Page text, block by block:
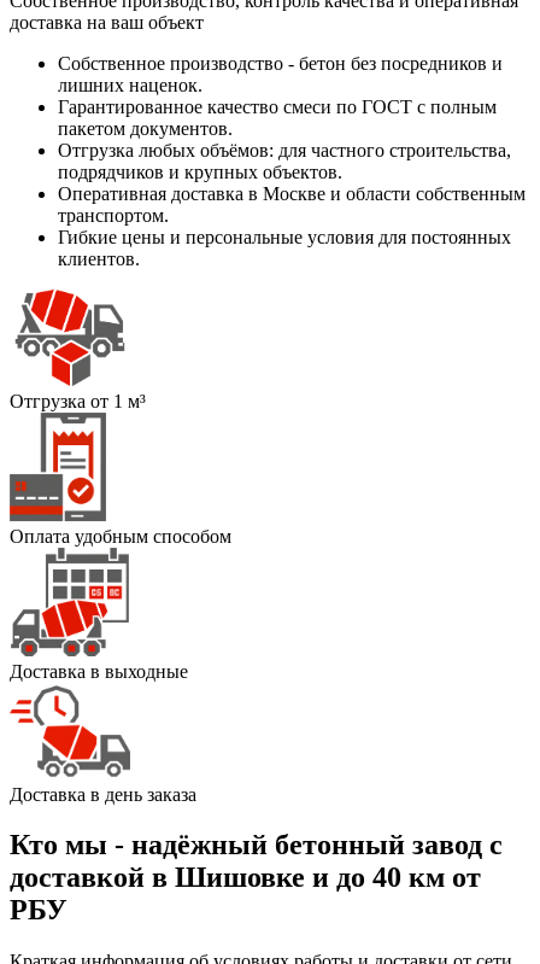
доставка на ваш объект
Собственное производство - бетон без посредников и
лишних наценок.
Гарантированное качество смеси по ГОСТ с полным
пакетом документов.
Отгрузка любых объёмов: для частного строительства,
подрядчиков и крупных объектов.
Оперативная доставка в Москве и области собственным
транспортом.
Гибкие цены и персональные условия для постоянных
клиентов.
Отгрузка от 1 м³
Оплата удобным способом
Доставка в выходные
Доставка в день заказа
Кто мы - надёжный бетонный завод с
доставкой в Шишовке и до 40 км от
РБУ